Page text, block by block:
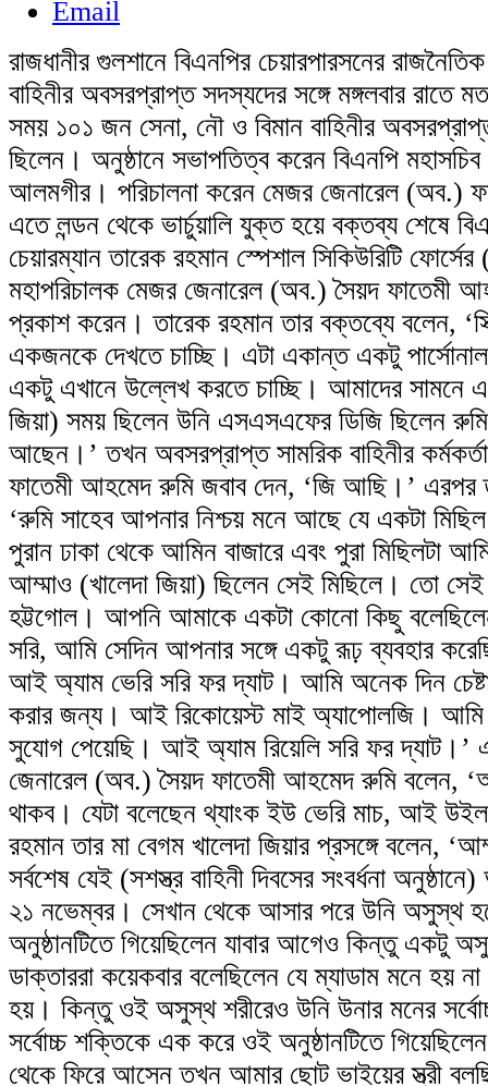
রাজধানীর গুলশানে বিএনপির চেয়ারপারসনের রাজনৈতিক
বাহিনীর অবসরপ্রাপ্ত সদস্যদের সঙ্গে মঙ্গলবার রাতে
সময় ১০১ জন সেনা, নৌ ও বিমান বাহিনীর
ছিলেন। অনুষ্ঠানে সভাপতিত্ব করেন বিএনপি
আলমগীর। পরিচালনা করেন মেজর জেনারেল
এতে লন্ডন থেকে ভার্চুয়ালি যুক্ত হয়ে বক্তব্য শেষে
চেয়ারম্যান তারেক রহমান স্পেশাল সিকিউরিটি
মহাপরিচালক মেজর জেনারেল (অব.) সৈয়দ ফাতেমী
প্রকাশ করেন। তারেক রহমান তার বক্তব্যে বলেন,
একজনকে দেখতে চাচ্ছি। এটা একান্ত একটু
একটু এখানে উল্লেখ করতে চাচ্ছি। আমাদের সামনে
জিয়া) সময় ছিলেন উনি এসএসএফের ডিজি ছিলেন
আছেন।’ তখন অবসরপ্রাপ্ত সামরিক বাহিনীর
ফাতেমী আহমেদ রুমি জবাব দেন, ‘জি আছি।’ এরপর
‘রুমি সাহেব আপনার নিশ্চয় মনে আছে যে একটা
পুরান ঢাকা থেকে আমিন বাজারে এবং পুরা মিছিলটা
আম্মাও (খালেদা জিয়া) ছিলেন সেই মিছিলে। তো
হট্টগোল। আপনি আমাকে একটা কোনো কিছু
সরি, আমি সেদিন আপনার সঙ্গে একটু রূঢ় ব্যবহার
আই অ্যাম ভেরি সরি ফর দ্যাট। আমি অনেক দিন
করার জন্য। আই রিকোয়েস্ট মাই অ্যাপোলজি।
সুযোগ পেয়েছি। আই অ্যাম রিয়েলি সরি ফর দ্যাট।’
জেনারেল (অব.) সৈয়দ ফাতেমী আহমেদ রুমি বলেন,
থাকব। যেটা বলেছেন থ্যাংক ইউ ভেরি মাচ, আই উইল
রহমান তার মা বেগম খালেদা জিয়ার প্রসঙ্গে বলেন,
সর্বশেষ যেই (সশস্ত্র বাহিনী দিবসের সংবর্ধনা
২১ নভেম্বর। সেখান থেকে আসার পরে উনি অসুস্থ
অনুষ্ঠানটিতে গিয়েছিলেন যাবার আগেও কিন্তু একটু
ডাক্তাররা কয়েকবার বলেছিলেন যে ম্যাডাম মনে হয়
হয়। কিন্তু ওই অসুস্থ শরীরেও উনি উনার মনের
সর্বোচ্চ শক্তিকে এক করে ওই অনুষ্ঠানটিতে
থেকে ফিরে আসেন তখন আমার ছোট ভাইয়ের স্ত্রী